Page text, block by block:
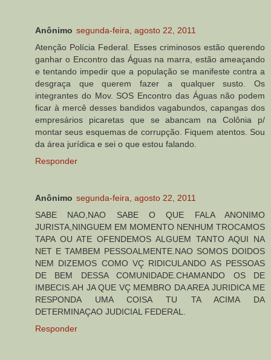
Anônimo segunda-feira, agosto 22, 2011
Atenção Polícia Federal. Esses criminosos estão querendo
ganhar o Encontro das Águas na marra, estão ameaçando
e tentando impedir que a população se manifeste contra a
desgraça que querem fazer a qualquer susto. Os
integrantes do Mov. SOS Encontro das Águas não podem
ficar à mercê desses bandidos vagabundos, capangas dos
empresários picaretas que se abancam na Colônia p/
montar seus esquemas de corrupção. Fiquem atentos. Sou
da área jurídica e sei o que estou falando.
Responder
Anônimo segunda-feira, agosto 22, 2011
SABE NAO,NAO SABE O QUE FALA ANONIMO
JURISTA,NINGUEM EM MOMENTO NENHUM TROCAMOS
TAPA OU ATE OFENDEMOS ALGUEM TANTO AQUI NA
NET E TAMBEM PESSOALMENTE.NAO SOMOS DOIDOS
NEM DIZEMOS COMO VÇ RIDICULANDO AS PESSOAS
DE BEM DESSA COMUNIDADE.CHAMANDO OS DE
IMBECIS.AH JA QUE VÇ MEMBRO DA AREA JURIDICA ME
RESPONDA UMA COISA TU TA ACIMA DA
DETERMINAÇAO JUDICIAL FEDERAL.
Responder